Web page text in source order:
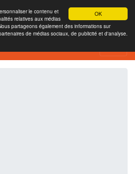
OK
le contenu et
relatives aux médias
partageons également des informations sur
de médias sociaux, de publicité et d'analyse.
Review